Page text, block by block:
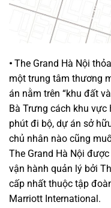
• The Grand Hà Nội
một trung tâm thương
án nằm trên “khu đất
Bà Trưng cách khu vực
phút đi bộ, dự án sở
chủ nhân nào cũng
The Grand Hà Nội
vận hành quản lý bởi
cấp nhất thuộc tập
Marriott International.